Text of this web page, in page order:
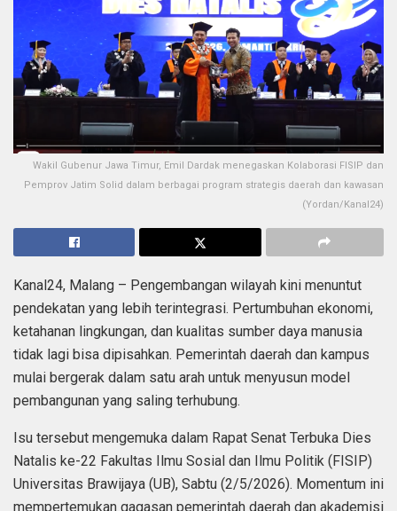
Wakil Gubenur Jawa Timur, Emil Dardak menegaskan Kolaborasi FISIP dan
Pemprov Jatim Solid dalam berbagai program strategis daerah dan kawasan
(Yordan/Kanal24)
Kanal24, Malang – Pengembangan wilayah kini menuntut
pendekatan yang lebih terintegrasi. Pertumbuhan ekonomi,
ketahanan lingkungan, dan kualitas sumber daya manusia
tidak lagi bisa dipisahkan. Pemerintah daerah dan kampus
mulai bergerak dalam satu arah untuk menyusun model
pembangunan yang saling terhubung.
Isu tersebut mengemuka dalam Rapat Senat Terbuka Dies
Natalis ke-22 Fakultas Ilmu Sosial dan Ilmu Politik (FISIP)
Universitas Brawijaya (UB), Sabtu (2/5/2026). Momentum ini
mempertemukan gagasan pemerintah daerah dan akademisi